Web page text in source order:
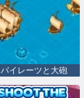
パイレーツと大砲